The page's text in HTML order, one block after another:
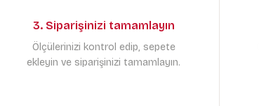
3. Siparişinizi tamamlayın
Ölçülerinizi kontrol edip, sepete
ekleyin ve siparişinizi tamamlayın.